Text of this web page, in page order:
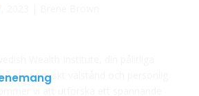
Wealth Institute, din pålitliga
ekonomiskt välstånd och personlig